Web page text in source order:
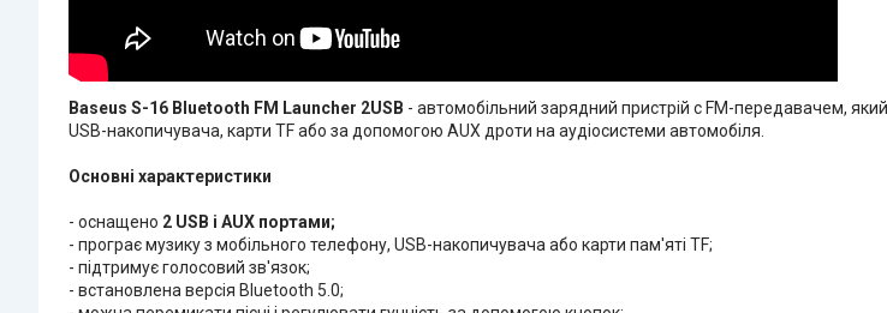
Baseus S-16 Bluetooth FM Launcher 2USB - автомобільний зарядний пристрій c FM-передавачем,
USB-накопичувача, карти TF або за допомогою AUX дроти на аудіосистеми автомобіля.
Основні характеристики
- оснащено 2 USB і AUX портами;
- програє музику з мобільного телефону, USB-накопичувача або карти пам'яті TF;
- підтримує голосовий зв'язок;
- встановлена версія Bluetooth 5.0;